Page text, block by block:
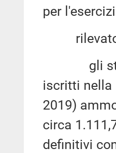
per
rilevato
gli
iscritti nella
2019)
circa
definitivi